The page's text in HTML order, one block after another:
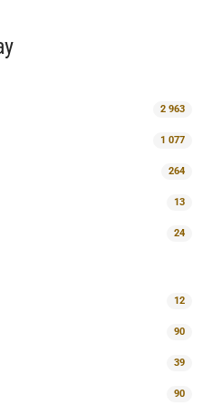
2 963
1 077
264
13
24
12
90
39
90